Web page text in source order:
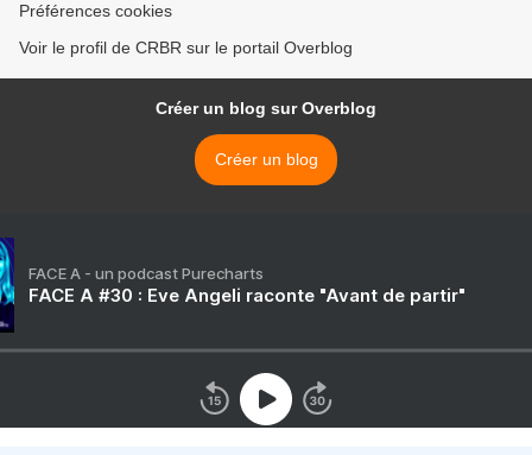
Préférences cookies
Voir le profil de CRBR sur le portail Overblog
Créer un blog sur Overblog
Créer un blog
FACE A - un podcast Purecharts
FACE A #30 : Eve Angeli raconte "Avant de partir"